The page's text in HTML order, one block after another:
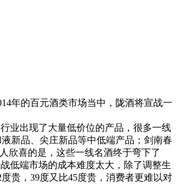
年的百元酒类市场当中，陇酒将宣战一
业出现了大量低价位的产品，很多一线
新品、尖庄新品等中低端产品；剑南春
欣喜的是，这些一线名酒终于弯下了
低端市场的成本难度太大，除了调整生
贵，39度又比45度贵，消费者更难以对